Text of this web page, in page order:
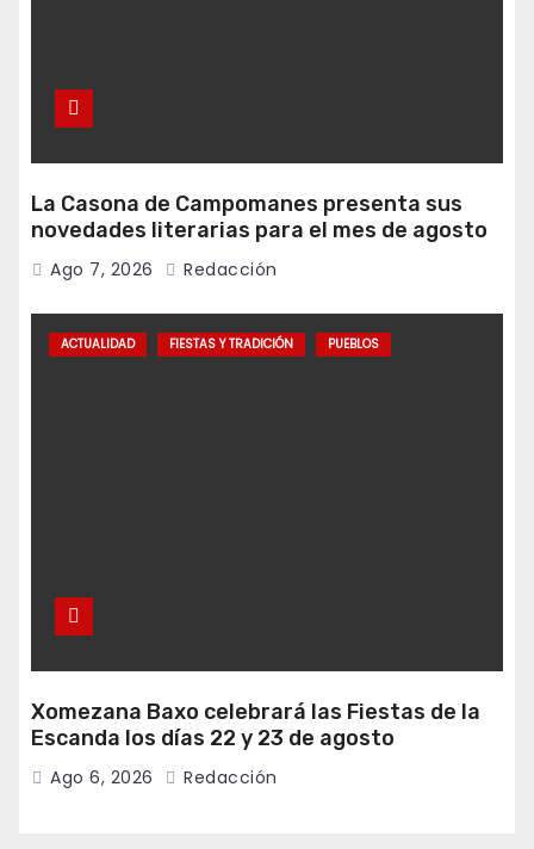
La Casona de Campomanes presenta sus
novedades literarias para el mes de agosto
Ago 7, 2026 Redacción
ACTUALIDAD FIESTAS Y TRADICIÓN PUEBLOS
Xomezana Baxo celebrará las Fiestas de la
Escanda los días 22 y 23 de agosto
Ago 6, 2026 Redacción